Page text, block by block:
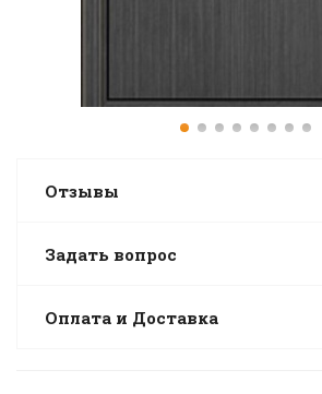
Отзывы
Задать вопрос
Оплата и Доставка